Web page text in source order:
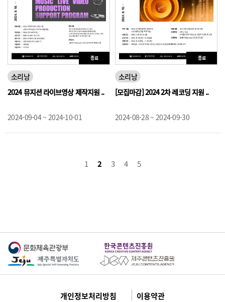
종료
소리낭
2024 뮤지션 라이브영상 제작지원 ..
2024-09-04 ~ 2024-10-01
종료
소리낭
[모집마감] 2024 2차 레코딩 지원 ..
2024-08-28 ~ 2024-09-30
1 2 3 4 5
개인정보처리방침 이용약관